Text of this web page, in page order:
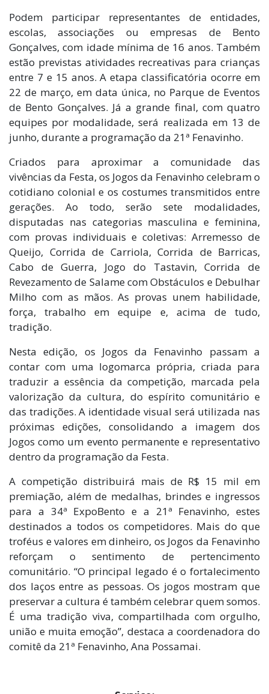
Podem participar representantes de entidades,
escolas, associações ou empresas de Bento
Gonçalves, com idade mínima de 16 anos. Também
estão previstas atividades recreativas para crianças
entre 7 e 15 anos. A etapa classificatória ocorre em
22 de março, em data única, no Parque de Eventos
de Bento Gonçalves. Já a grande final, com quatro
equipes por modalidade, será realizada em 13 de
junho, durante a programação da 21ª Fenavinho.
Criados para aproximar a comunidade das
vivências da Festa, os Jogos da Fenavinho celebram o
cotidiano colonial e os costumes transmitidos entre
gerações. Ao todo, serão sete modalidades,
disputadas nas categorias masculina e feminina,
com provas individuais e coletivas: Arremesso de
Queijo, Corrida de Carriola, Corrida de Barricas,
Cabo de Guerra, Jogo do Tastavin, Corrida de
Revezamento de Salame com Obstáculos e Debulhar
Milho com as mãos. As provas unem habilidade,
força, trabalho em equipe e, acima de tudo,
tradição.
Nesta edição, os Jogos da Fenavinho passam a
contar com uma logomarca própria, criada para
traduzir a essência da competição, marcada pela
valorização da cultura, do espírito comunitário e
das tradições. A identidade visual será utilizada nas
próximas edições, consolidando a imagem dos
Jogos como um evento permanente e representativo
dentro da programação da Festa.
A competição distribuirá mais de R$ 15 mil em
premiação, além de medalhas, brindes e ingressos
para a 34ª ExpoBento e a 21ª Fenavinho, estes
destinados a todos os competidores. Mais do que
troféus e valores em dinheiro, os Jogos da Fenavinho
reforçam o sentimento de pertencimento
comunitário. “O principal legado é o fortalecimento
dos laços entre as pessoas. Os jogos mostram que
preservar a cultura é também celebrar quem somos.
É uma tradição viva, compartilhada com orgulho,
união e muita emoção”, destaca a coordenadora do
comitê da 21ª Fenavinho, Ana Possamai.